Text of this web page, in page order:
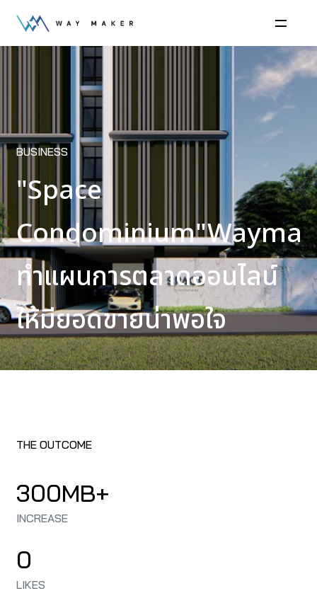
BUSINESS
"Space
ทำแผนการตลาดออนไลน์
ให้มียอดขายน่าพอใจ
THE OUTCOME
300MB+
INCREASE
0
LIKES